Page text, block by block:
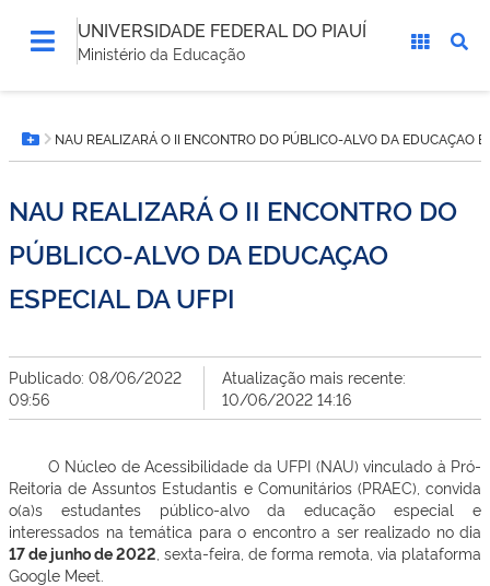
UNIVERSIDADE FEDERAL DO PIAUÍ
Ministério da Educação
está
aqui:Botão Menu
NAU REALIZARÁ O II ENCONTRO DO PÚBLICO-ALVO DA EDUCAÇAO
NAU REALIZARÁ O II ENCONTRO DO
PÚBLICO-ALVO DA EDUCAÇAO
ESPECIAL DA UFPI
Publicado: 08/06/2022
09:56
Atualização mais recente:
10/06/2022 14:16
O Núcleo de Acessibilidade da UFPI (NAU) vinculado à Pró-
Reitoria de Assuntos Estudantis e Comunitários (PRAEC), convida
o(a)s estudantes público-alvo da educação especial e
interessados na temática para o encontro a ser realizado no dia
17 de junho de 2022 , sexta-feira, de forma remota, via plataforma
Google Meet.